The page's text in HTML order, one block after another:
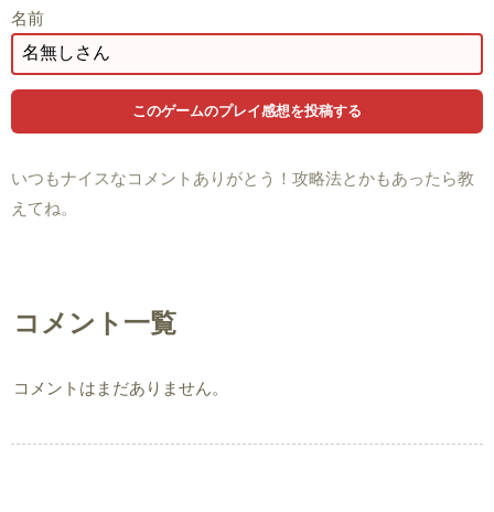
名前
いつもナイスなコメントありがとう！攻略法とかもあったら教
えてね。
コメント一覧
コメントはまだありません。